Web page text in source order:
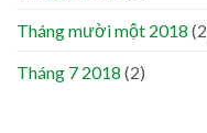
Tháng mười một 2018
Tháng 7 2018 (2)